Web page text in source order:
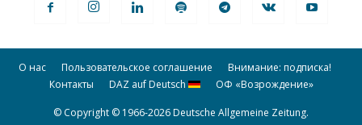
О нас Пользовательское соглашение
Внимание: подписка!
Контакты
DAZ auf Deutsch ОФ «Возрождение»
© Copyright © 1966-2026 Deutsche Allgemeine Zeitung.